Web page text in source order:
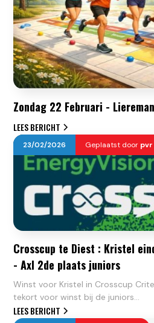
Zondag 22 Februari - Liereman
LEES BERICHT
23/02/2026 Geplaatst door pvr
Crosscup te Diest : Kristel
- Axl 2de plaats juniors
Winst voor Kristel in Crosscup
tekort voor winst bij de juniors...
LEES BERICHT